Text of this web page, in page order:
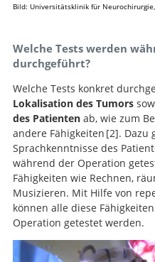
Bild: Universitätsklinik für
Welche Tests werden
durchgeführt?
Welche Tests konkret
Lokalisation des Tumors
des Patientenab, wie zum
andere Fähigkeiten 2
intraoperative electrical
grade gliomas: a
without (1985-96) and with
mapping in the same
. Dazu
Sprachkenntnisse des
während der Operation
Fähigkeiten wie Rechnen,
Musizieren. Mit Hilfe von
können alle diese
Operation getestet werden.